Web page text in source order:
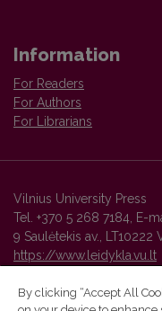
Information
For Readers
For Authors
For Librarians
Vilnius University Press
Tel. +370 5 268 7184, E-
9 Saulėtekis av., LT10222
https://www.leidykla.vu.lt
By clicking “Accept All